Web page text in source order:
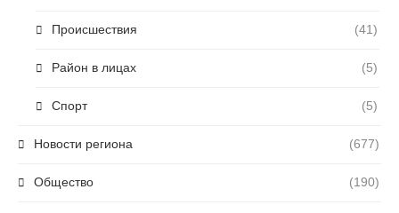
Происшествия (41)
Район в лицах (5)
Спорт (5)
Новости региона (677)
Общество (190)